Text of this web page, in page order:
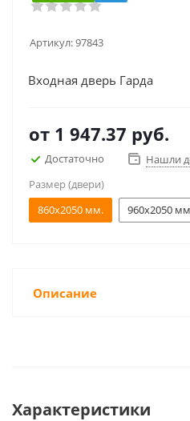
Артикул:97843
Входная дверь Гарда
от 1 947.37 руб.
Достаточно
Нашли
Размер (двери)
860x2050 мм.
960x2050
Описание
Характеристики